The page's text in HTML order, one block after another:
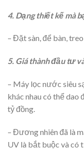
4. Dạng thiết kế mà
– Đặt sàn, để bàn,
5. Giá thành đầu tư
– Máy lọc nước siêu
khác nhau có thể
tỷ đồng.
– Đương nhiên đã là
UV là bắt buộc và có